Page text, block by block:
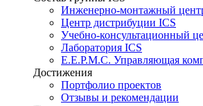
Инженерно-монтажный
Центр дистрибуции ICS
Учебно-консультационный
Лаборатория ICS
E.E.P.M.C. Управляющая
Достижения
Портфолио проектов
Отзывы и рекомендации